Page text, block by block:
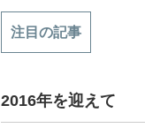
注目の記事
2016年を迎えて